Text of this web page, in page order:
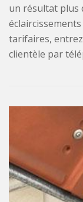
un résultat plus
tarifaires,
clientèle par